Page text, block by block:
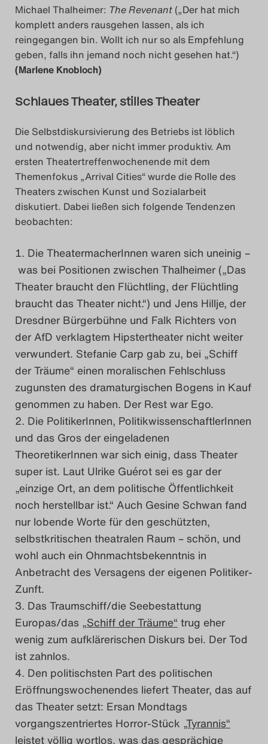
Michael Thalheimer: The Revenant („Der hat mich
komplett anders rausgehen lassen, als ich
reingegangen bin. Wollt ich nur so als Empfehlung
geben, falls ihn jemand noch nicht gesehen hat.“)
(Marlene Knobloch)
Schlaues Theater, stilles Theater
Die Selbstdiskursivierung des Betriebs ist löblich
und notwendig, aber nicht immer produktiv. Am
ersten Theatertreffenwochenende mit dem
Themenfokus „Arrival Cities“ wurde die Rolle des
Theaters zwischen Kunst und Sozialarbeit
diskutiert. Dabei ließen sich folgende Tendenzen
beobachten:
Die TheatermacherInnen waren sich uneinig –
was bei Positionen zwischen Thalheimer („Das
Theater braucht den Flüchtling, der Flüchtling
braucht das Theater nicht.“) und Jens Hillje, der
Dresdner Bürgerbühne und Falk Richters von
der AfD verklagtem Hipstertheater nicht weiter
verwundert. Stefanie Carp gab zu, bei „Schiff
der Träume“ einen moralischen Fehlschluss
zugunsten des dramaturgischen Bogens in Kauf
genommen zu haben. Der Rest war Ego.
Die PolitikerInnen, PolitikwissenschaftlerInnen
und das Gros der eingeladenen
TheoretikerInnen war sich einig, dass Theater
super ist. Laut Ulrike Guérot sei es gar der
„einzige Ort, an dem politische Öffentlichkeit
noch herstellbar ist.“ Auch Gesine Schwan fand
nur lobende Worte für den geschützten,
selbstkritischen theatralen Raum – schön, und
wohl auch ein Ohnmachtsbekenntnis in
Anbetracht des Versagens der eigenen Politiker-
Zunft.
Das Traumschiff/die Seebestattung
Europas/das „Schiff der Träume“ trug eher
wenig zum aufklärerischen Diskurs bei. Der Tod
ist zahnlos.
Den politischsten Part des politischen
Eröffnungswochenendes liefert Theater, das auf
das Theater setzt: Ersan Mondtags
vorgangszentriertes Horror-Stück „Tyrannis“
leistet völlig wortlos, was das gesprächige